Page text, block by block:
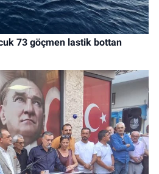
73 göçmen lastik bottan